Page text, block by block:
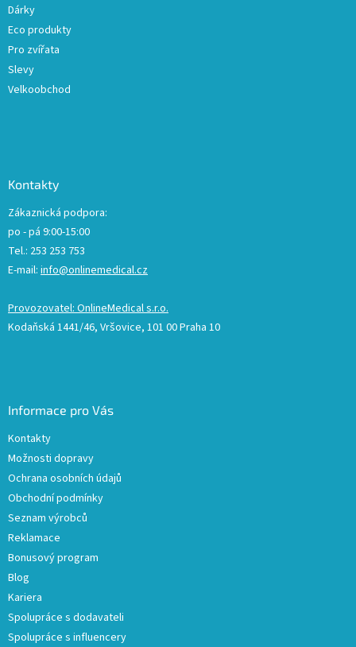
Dárky
Eco produkty
Pro zvířata
Slevy
Velkoobchod
Kontakty
Zákaznická podpora:
po - pá 9:00-15:00
Tel.: 253 253 753
E-mail: info@onlinemedical.cz
Provozovatel: OnlineMedical s.r.o.
Kodaňská 1441/46, Vršovice, 101 00 Praha 10
Informace pro Vás
Kontakty
Možnosti dopravy
Ochrana osobních údajů
Obchodní podmínky
Seznam výrobců
Reklamace
Bonusový program
Blog
Kariera
Spolupráce s dodavateli
Spolupráce s influencery